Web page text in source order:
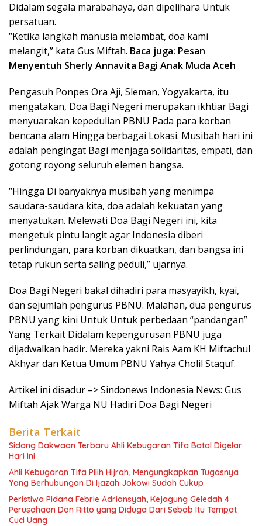
Didalam segala marabahaya, dan dipelihara Untuk
persatuan.
“Ketika langkah manusia melambat, doa kami
melangit,” kata Gus Miftah. Baca juga: Pesan
Menyentuh Sherly Annavita Bagi Anak Muda Aceh
Pengasuh Ponpes Ora Aji, Sleman, Yogyakarta, itu
mengatakan, Doa Bagi Negeri merupakan ikhtiar Bagi
menyuarakan kepedulian PBNU Pada para korban
bencana alam Hingga berbagai Lokasi. Musibah hari ini
adalah pengingat Bagi menjaga solidaritas, empati, dan
gotong royong seluruh elemen bangsa.
“Hingga Di banyaknya musibah yang menimpa
saudara-saudara kita, doa adalah kekuatan yang
menyatukan. Melewati Doa Bagi Negeri ini, kita
mengetuk pintu langit agar Indonesia diberi
perlindungan, para korban dikuatkan, dan bangsa ini
tetap rukun serta saling peduli,” ujarnya.
Doa Bagi Negeri bakal dihadiri para masyayikh, kyai,
dan sejumlah pengurus PBNU. Malahan, dua pengurus
PBNU yang kini Untuk Untuk perbedaan “pandangan”
Yang Terkait Didalam kepengurusan PBNU juga
dijadwalkan hadir. Mereka yakni Rais Aam KH Miftachul
Akhyar dan Ketua Umum PBNU Yahya Cholil Staquf.
Artikel ini disadur –> Sindonews Indonesia News: Gus
Miftah Ajak Warga NU Hadiri Doa Bagi Negeri
Berita Terkait
Sidang Dakwaan Terbaru Ahli Kebugaran Tifa Batal Digelar
Hari Ini
Ahli Kebugaran Tifa Pilih Hijrah, Mengungkapkan Tugasnya
Yang Berhubungan Di Ijazah Jokowi Sudah Cukup
Peristiwa Pidana Febrie Adriansyah, Kejagung Geledah 4
Perusahaan Don Ritto yang Diduga Dari Sebab Itu Tempat
Cuci Uang